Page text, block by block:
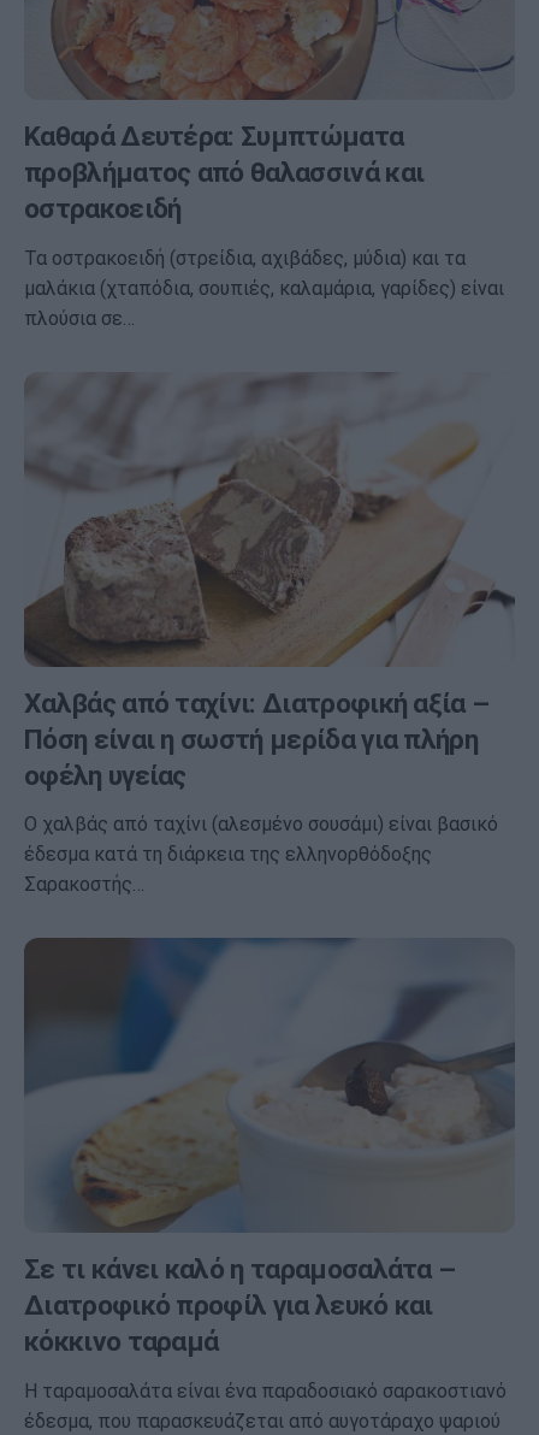
Καθαρά Δευτέρα: Συμπτώματα
προβλήματος από θαλασσινά και
οστρακοειδή
Τα οστρακοειδή (στρείδια, αχιβάδες, μύδια) και τα
μαλάκια (χταπόδια, σουπιές, καλαμάρια, γαρίδες) είναι
πλούσια σε…
Χαλβάς από ταχίνι: Διατροφική αξία –
Πόση είναι η σωστή μερίδα για πλήρη
οφέλη υγείας
Ο χαλβάς από ταχίνι (αλεσμένο σουσάμι) είναι βασικό
έδεσμα κατά τη διάρκεια της ελληνορθόδοξης
Σαρακοστής…
Σε τι κάνει καλό η ταραμοσαλάτα –
Διατροφικό προφίλ για λευκό και
κόκκινο ταραμά
Η ταραμοσαλάτα είναι ένα παραδοσιακό σαρακοστιανό
έδεσμα, που παρασκευάζεται από αυγοτάραχο ψαριού